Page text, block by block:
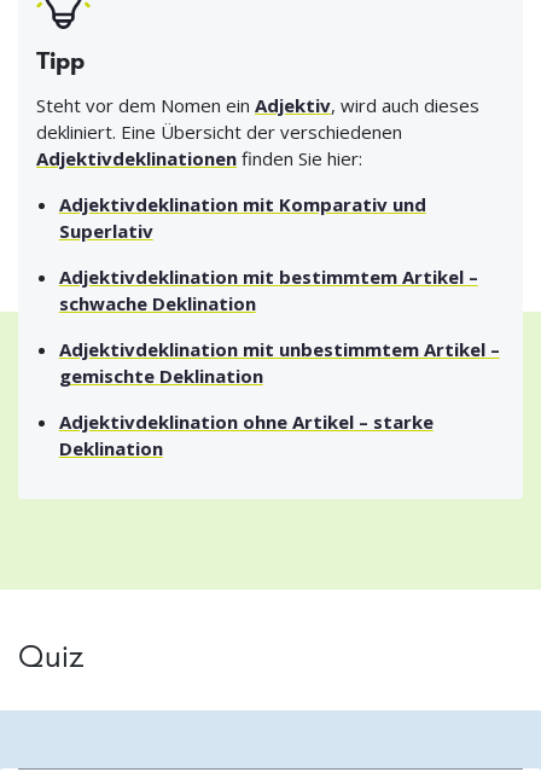
Tipp
Steht vor dem Nomen ein Adjektiv, wird auch dieses
dekliniert. Eine Übersicht der verschiedenen
Adjektivdeklinationen finden Sie hier:
Adjektivdeklination mit Komparativ und
Superlativ
Adjektivdeklination mit bestimmtem Artikel –
schwache Deklination
Adjektivdeklination mit unbestimmtem Artikel –
gemischte Deklination
Adjektivdeklination ohne Artikel – starke
Deklination
Quiz